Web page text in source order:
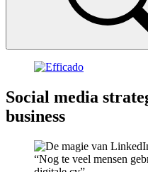
Social media
business